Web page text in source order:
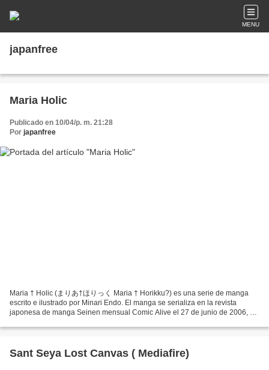
MENU
japanfree
Maria Holic
Publicado en 10/04/p. m. 21:28
Por japanfree
Maria † Holic (まりあ†ほりっく Maria † Horikku?) es una serie de manga
escrito e ilustrado por Minari Endo. El manga se serializa en la revista
japonesa de manga Seinen mensual Comic Alive el 27 de junio de 2006, y
Sant Seya Lost Canvas ( Mediafire)